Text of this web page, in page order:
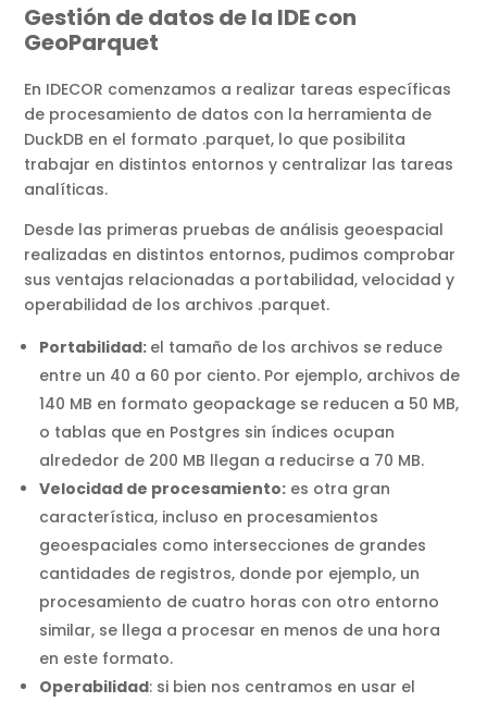
Gestión de datos de la IDE con
GeoParquet
En IDECOR comenzamos a realizar tareas específicas
de procesamiento de datos con la herramienta de
DuckDB en el formato .parquet, lo que posibilita
trabajar en distintos entornos y centralizar las tareas
analíticas.
Desde las primeras pruebas de análisis geoespacial
realizadas en distintos entornos, pudimos comprobar
sus ventajas relacionadas a portabilidad, velocidad y
operabilidad de los archivos .parquet.
Portabilidad: el tamaño de los archivos se reduce
entre un 40 a 60 por ciento. Por ejemplo, archivos de
140 MB en formato geopackage se reducen a 50 MB,
o tablas que en Postgres sin índices ocupan
alrededor de 200 MB llegan a reducirse a 70 MB.
Velocidad de procesamiento: es otra gran
característica, incluso en procesamientos
geoespaciales como intersecciones de grandes
cantidades de registros, donde por ejemplo, un
procesamiento de cuatro horas con otro entorno
similar, se llega a procesar en menos de una hora
en este formato.
Operabilidad: si bien nos centramos en usar el